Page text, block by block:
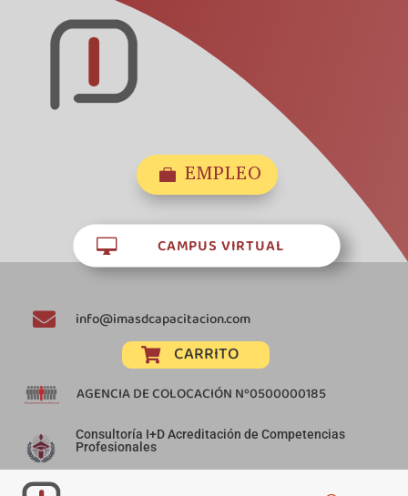
 EMPLEO
 CAMPUS VIRTUAL
 info@imasdcapacitacion.com
 CARRITO
AGENCIA DE COLOCACIÓN Nº0500000185
Consultoría I+D Acreditación de Competencias
Profesionales